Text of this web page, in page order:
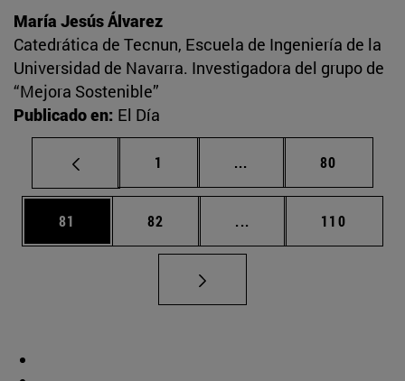
María Jesús Álvarez
Catedrática de Tecnun, Escuela de Ingeniería de la
Universidad de Navarra. Investigadora del grupo de
“Mejora Sostenible”
Publicado en: El Día
Página
1 ... Páginas intermedias
Página
80
Página
81 Página
82 ... Páginas intermedias
Página
110